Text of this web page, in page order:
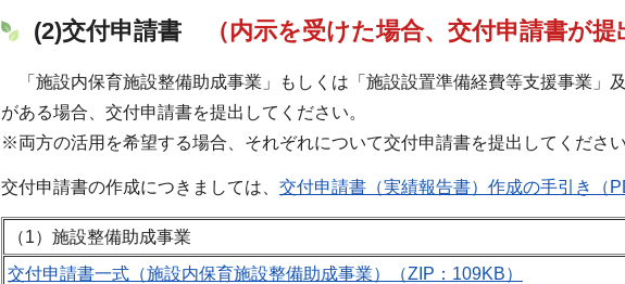
(2)交付申請書 （内示を受けた場合、交付申請書が提
「施設内保育施設整備助成事業」もしくは「施設設置準備経費等支援事業」
がある場合、交付申請書を提出してください。
※両方の活用を希望する場合、それぞれについて交付申請書を提出してください
交付申請書の作成につきましては、 交付申請書（実績報告書）作成の手引き（
（1）施設整備助成事業
交付申請書一式（施設内保育施設整備助成事業）（ZIP：109KB）